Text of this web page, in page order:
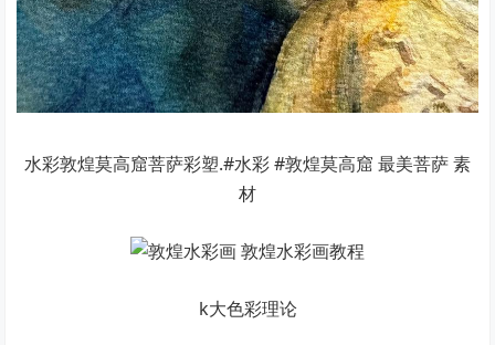
水彩敦煌莫高窟菩萨彩塑.#水彩 #敦煌莫高窟 最美菩萨 素
材
k大色彩理论